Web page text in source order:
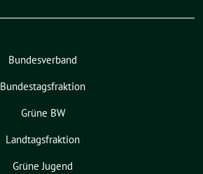
Bundesverband
Bundestagsfraktion
Grüne BW
Landtagsfraktion
Grüne Jugend